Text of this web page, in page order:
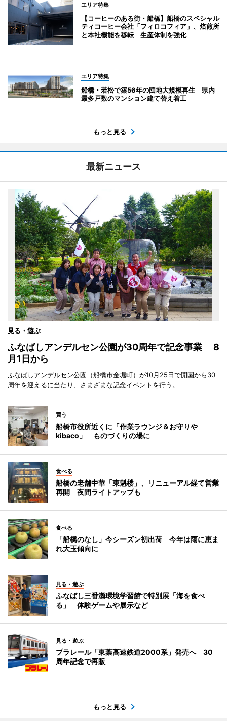
エリア特集
【コーヒーのある街・船橋】船橋のスペシャル
ティコーヒー会社「フィロコフィア」、焙煎所
と本社機能を移転 生産体制を強化
エリア特集
船橋・若松で築56年の団地大規模再生 県内
最多戸数のマンション建て替え着工
もっと見る
最新ニュース
見る・遊ぶ
ふなばしアンデルセン公園が30周年で記念事業 8
月1日から
ふなばしアンデルセン公園（船橋市金堀町）が10月25日で開園から30
周年を迎えるに当たり、さまざまな記念イベントを行う。
買う
船橋市役所近くに「作業ラウンジ＆お守りや
kibaco」 ものづくりの場に
食べる
船橋の老舗中華「東魁楼」、リニューアル経て営業
再開 夜間ライトアップも
食べる
「船橋のなし」今シーズン初出荷 今年は雨に恵ま
れ大玉傾向に
見る・遊ぶ
ふなばし三番瀬環境学習館で特別展「海を食べ
る」 体験ゲームや展示など
見る・遊ぶ
プラレール「東葉高速鉄道2000系」発売へ 30
周年記念で再販
もっと見る